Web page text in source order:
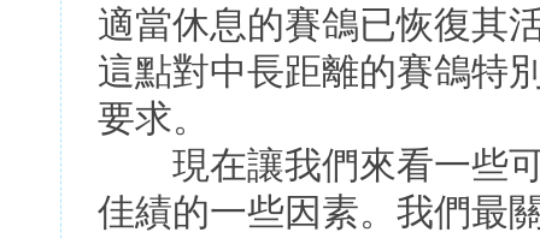
適當休息的賽鴿已恢復其
這點對中長距離的賽鴿特
要求。
現在讓我們來看一些可
佳績的一些因素。我們最